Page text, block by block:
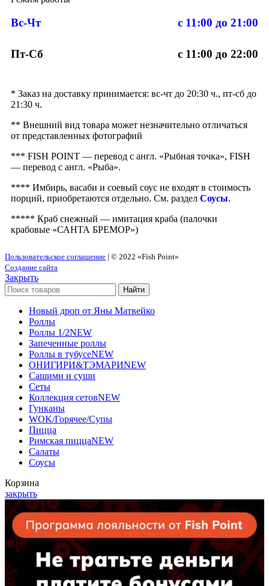
Вс-Чт с 11:00 до 21:00
Пт-Сб с 11:00 до 22:00
* Заказ на доставку принимается: вс-чт до 20:30 ч., пт-сб до
21:30 ч.
** Внешний вид товара может незначительно отличаться
от представленных фотографий
*** FISH POINT — перевод с англ. «Рыбная точка», FISH
— перевод с англ. «Рыба».
**** Имбирь, васаби и соевый соус не входят в стоимость
порций, приобретаются отдельно. См. раздел Соусы.
***** Краб снежный — имитация краба (палочки
крабовые «САНТА БРЕМОР»)
Пользовательское соглашение | © 2022 «Fish Point»
Создание сайта
Закрыть
Найти
Новый дроп от Яны Матвейко
Роллы
Роллы 1/2NEW
Запеченные роллы
Роллы в тубусеNEW
ОНИГИРИ&ТЭМАРИNEW
Сашими и суши
Сеты
Коллекция сетовNEW
Гунканы
WOK/Горячее/Супы
Пицца
Римская пиццаNEW
Салаты
Соусы
Корзина
закрыть